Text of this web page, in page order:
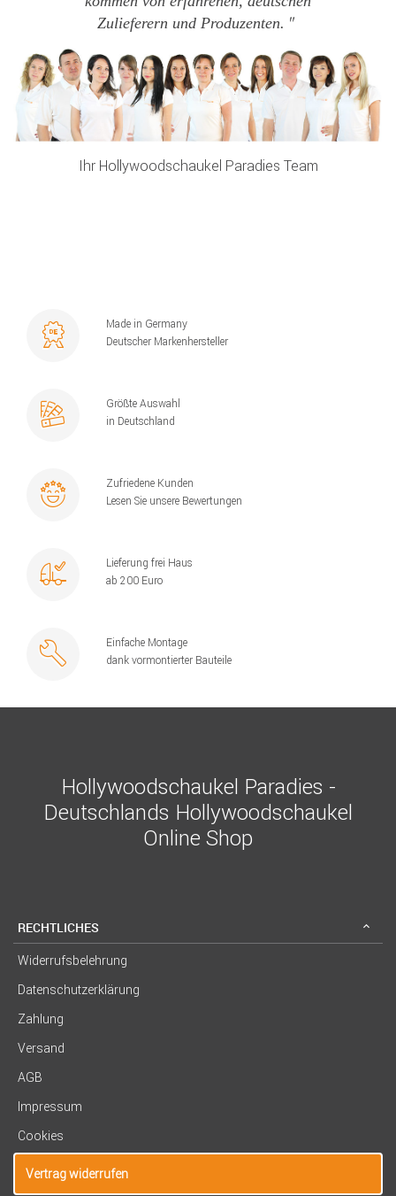
Zulieferern und Produzenten.
Ihr Hollywoodschaukel Paradies Team
Made in Germany
Deutscher Markenhersteller
Größte Auswahl
in Deutschland
Zufriedene Kunden
Lesen Sie unsere Bewertungen
Lieferung frei Haus
ab 200 Euro
Einfache Montage
dank vormontierter Bauteile
Hollywoodschaukel Paradies -
Deutschlands Hollywoodschaukel
Online Shop
RECHTLICHES
Widerrufsbelehrung
Datenschutzerklärung
Zahlung
Versand
AGB
Impressum
Cookies
Vertrag widerrufen